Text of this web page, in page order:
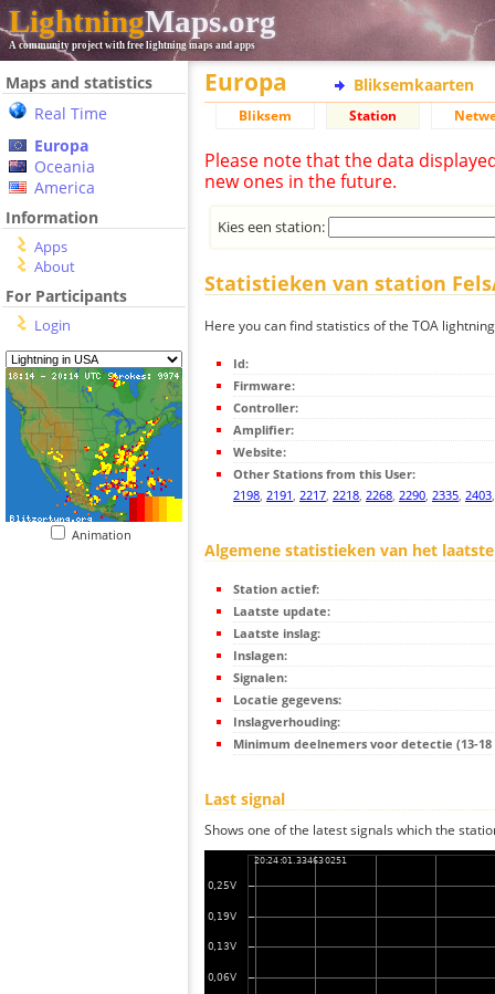
LightningMaps.org
A community project with free lightning maps and apps
Maps and statistics
Real Time
Europa
Oceania
America
Information
Apps
About
For Participants
Login
Animation
Europa Bliksemkaarten
Bliksem Station
Please note that the data
new ones in the future.
Kies een station:
Statistieken van station
Here you can find statistics of the TOA
Id:
Firmware:
Controller:
Amplifier:
Website:
Other Stations from this User:
2198, 2191, 2217, 2218, 2268, 2290, 2335, 2403
Algemene statistieken van het
Station actief:
Laatste update:
Laatste inslag:
Inslagen:
Signalen:
Locatie gegevens:
Inslagverhouding:
Minimum deelnemers voor detectie (13-
Last signal
Shows one of the latest signals which the